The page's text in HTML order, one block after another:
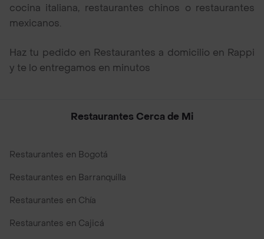
cocina italiana, restaurantes chinos o restaurantes
mexicanos.
Haz tu pedido en Restaurantes a domicilio en Rappi
y te lo entregamos en minutos
Restaurantes Cerca de Mi
Restaurantes en Bogotá
Restaurantes en Barranquilla
Restaurantes en Chía
Restaurantes en Cajicá